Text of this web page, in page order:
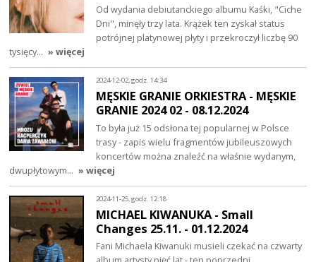
Od wydania debiutanckiego albumu Kaśki, "Ciche
Dni", minęły trzy lata. Krążek ten zyskał status
potrójnej platynowej płyty i przekroczył liczbę 90
tysięcy… » więcej
2024-12-02, godz. 14:34
MĘSKIE GRANIE ORKIESTRA - MĘSKIE
GRANIE 2024 02 - 08.12.2024
To była już 15 odsłona tej popularnej w Polsce
trasy - zapis wielu fragmentów jubileuszowych
koncertów można znaleźć na właśnie wydanym,
dwupłytowym… » więcej
2024-11-25, godz. 12:18
MICHAEL KIWANUKA - Small
Changes 25.11. - 01.12.2024
Fani Michaela Kiwanuki musieli czekać na czwarty